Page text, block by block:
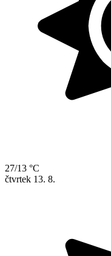
27/13 °C
čtvrtek 13. 8.